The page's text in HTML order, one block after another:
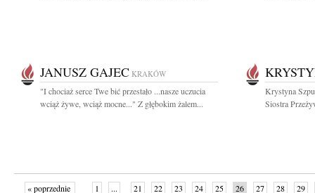
JANUSZ GAJEC KRAKÓW
"I chociaż serce Twe bić przestało ...nasze uczucia
wciąż żywe, wciąż mocne..." Z głębokim żalem...
Krystyna
Siostra
« poprzednie 1 ... 21 22 23 24 25 26 27 28 29